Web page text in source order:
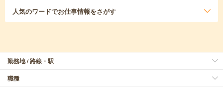
人気のワードでお仕事情報をさがす
勤務地 / 路線・駅
職種